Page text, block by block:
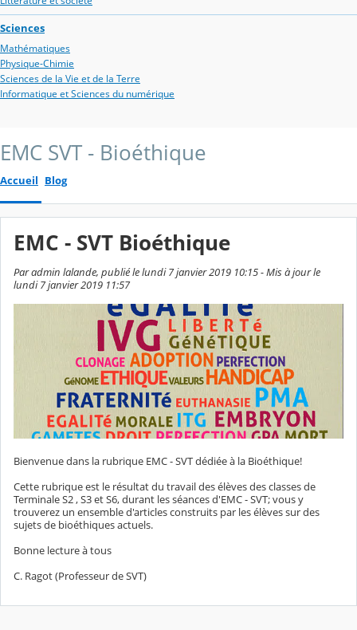
Sciences
Mathématiques
Physique-Chimie
Sciences de la Vie et de la Terre
Informatique et Sciences du numérique
EMC SVT - Bioéthique
Accueil Blog
EMC - SVT Bioéthique
Par admin lalande, publié le lundi 7 janvier 2019 10:15 - Mis à jour le
lundi 7 janvier 2019 11:57
Bienvenue dans la rubrique EMC - SVT dédiée à la Bioéthique!
Cette rubrique est le résultat du travail des élèves des classes de
Terminale S2 , S3 et S6, durant les séances d'EMC - SVT; vous y
trouverez un ensemble d'articles construits par les élèves sur des
sujets de bioéthiques actuels.
Bonne lecture à tous
C. Ragot (Professeur de SVT)